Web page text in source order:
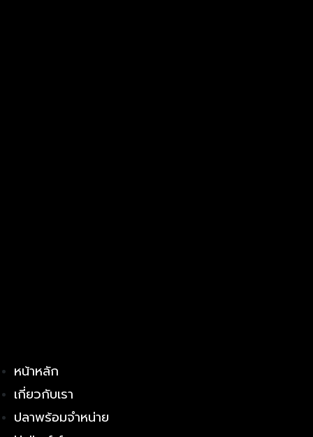
หน้าหลัก
เกี่ยวกับเรา
ปลาพร้อมจำหน่าย